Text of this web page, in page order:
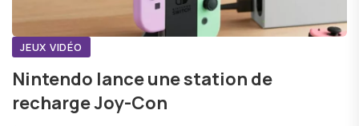
JEUX VIDÉO
Nintendo lance une station de
recharge Joy-Con